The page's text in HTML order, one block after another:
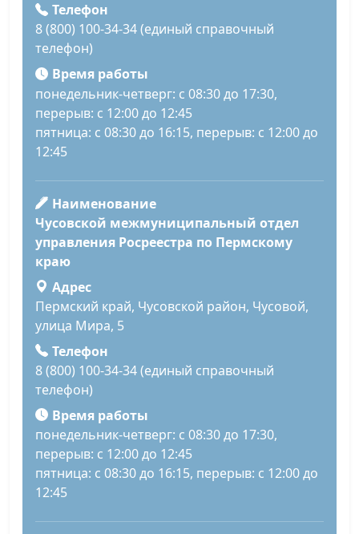
Телефон
8 (800) 100-34-34 (единый справочный
телефон)
Время работы
понедельник-четверг: с 08:30 до 17:30,
перерыв: с 12:00 до 12:45
пятница: с 08:30 до 16:15, перерыв: с 12:00 до
12:45
Наименование
Чусовской межмуниципальный отдел
управления Росреестра по Пермскому
краю
Адрес
Пермский край, Чусовской район, Чусовой,
улица Мира, 5
Телефон
8 (800) 100-34-34 (единый справочный
телефон)
Время работы
понедельник-четверг: с 08:30 до 17:30,
перерыв: с 12:00 до 12:45
пятница: с 08:30 до 16:15, перерыв: с 12:00 до
12:45